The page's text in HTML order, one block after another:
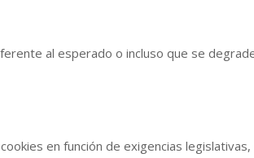
al esperado o incluso que se
en función de exigencias